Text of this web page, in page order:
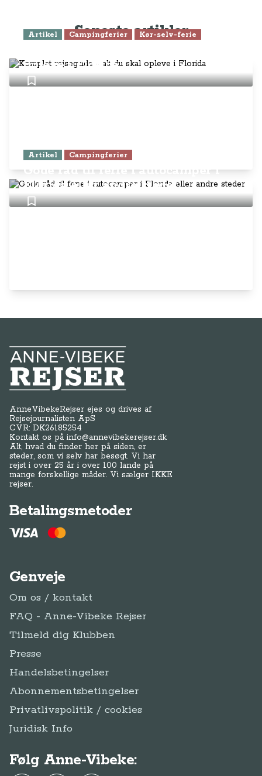
Seneste artikler
Artikel Campingferier Kør-selv-ferie
opleve i Florida
Artikel Campingferier
Gode råd til ferie i autocamper i
Florida eller andre steder
Anne-Vibeke Rejser
AnneVibekeRejser ejes og drives af
Rejsejournalisten ApS
CVR: DK26185254
Kontakt os påinfo@annevibekerejser.dk
Alt, hvad du finder her på siden, er
steder, som vi selv har besøgt. Vi har
rejst i over 25 år i over 100 lande på
mange forskellige måder. Vi sælger IKKE
rejser.
Betalingsmetoder
Genveje
Om os / kontakt
FAQ - Anne-Vibeke Rejser
Tilmeld dig Klubben
Presse
Handelsbetingelser
Abonnementsbetingelser
Privatlivspolitik / cookies
Juridisk Info
Følg Anne-Vibeke: